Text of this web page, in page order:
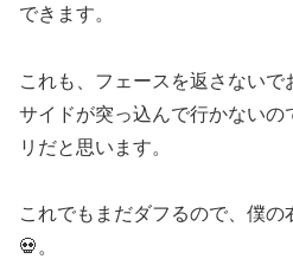
できます。
これも、フェースを返さない
サイドが突っ込んで行かないの
リだと思います。
これでもまだダフるので、僕
💀。